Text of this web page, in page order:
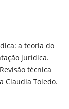
a teoria do
jurídica.
técnica
Claudia Toledo.